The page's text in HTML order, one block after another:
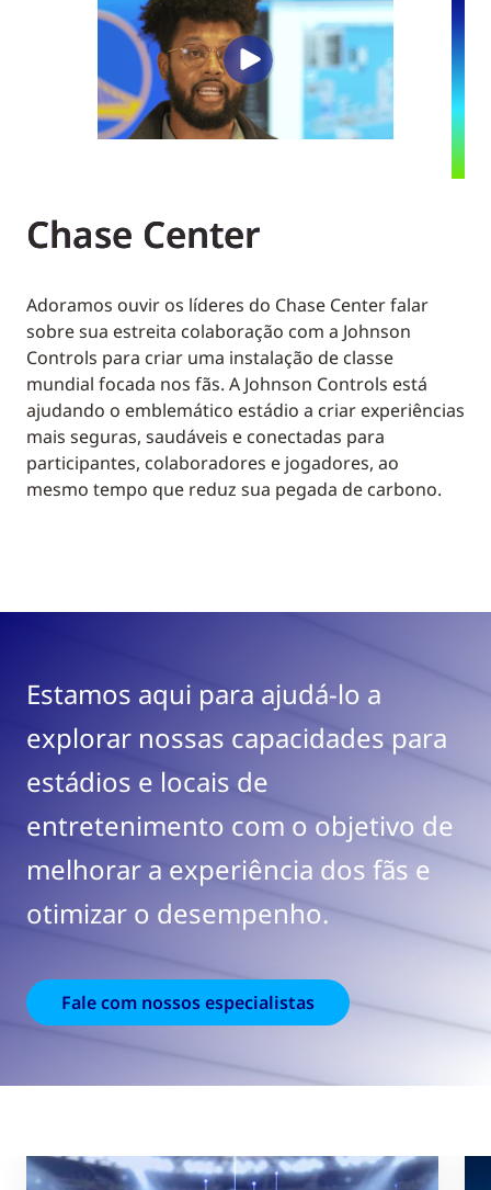
Chase Center
Adoramos ouvir os líderes do Chase Center falar
sobre sua estreita colaboração com a Johnson
Controls para criar uma instalação de classe
mundial focada nos fãs. A Johnson Controls está
ajudando o emblemático estádio a criar experiências
mais seguras, saudáveis e conectadas para
participantes, colaboradores e jogadores, ao
mesmo tempo que reduz sua pegada de carbono.
Estamos aqui para ajudá-lo a
explorar nossas capacidades para
estádios e locais de
entretenimento com o objetivo de
melhorar a experiência dos fãs e
otimizar o desempenho.
Fale com nossos especialistas